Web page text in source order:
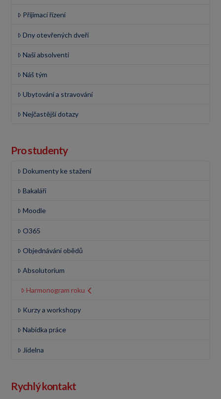
Přijímací řízení
Dny otevřených dveří
Naši absolventi
Náš tým
Ubytování a stravování
Nejčastější dotazy
Pro studenty
Dokumenty ke stažení
Bakaláři
Moodle
O365
Objednávání obědů
Absolutorium
Harmonogram roku
Kurzy a workshopy
Nabídka práce
Jídelna
Rychlý kontakt